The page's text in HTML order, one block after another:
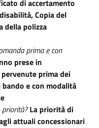
di accertamento
Copia del
della polizza
prima e con
prese in
prima dei
e con modalità
priorità? La priorità di
attuali concessionari